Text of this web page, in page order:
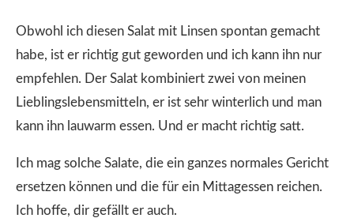
Obwohl ich diesen Salat mit Linsen spontan gemacht
habe, ist er richtig gut geworden und ich kann ihn nur
empfehlen. Der Salat kombiniert zwei von meinen
Lieblingslebensmitteln, er ist sehr winterlich und man
kann ihn lauwarm essen. Und er macht richtig satt.
Ich mag solche Salate, die ein ganzes normales Gericht
ersetzen können und die für ein Mittagessen reichen.
Ich hoffe, dir gefällt er auch.